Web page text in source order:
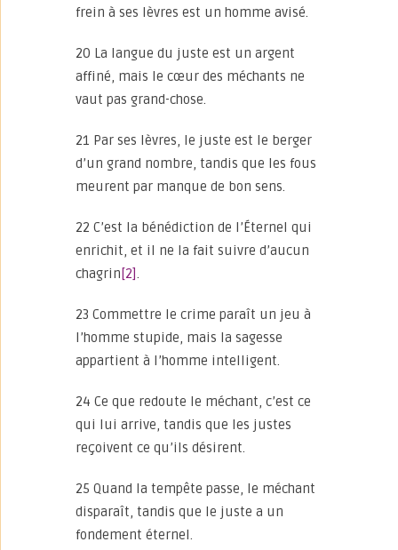
frein à ses lèvres est un homme avisé.
20 La langue du juste est un argent
affiné, mais le cœur des méchants ne
vaut pas grand-chose.
21 Par ses lèvres, le juste est le berger
d’un grand nombre, tandis que les fous
meurent par manque de bon sens.
22 C’est la bénédiction de l’Éternel qui
enrichit, et il ne la fait suivre d’aucun
chagrin [2].
23 Commettre le crime paraît un jeu à
l’homme stupide, mais la sagesse
appartient à l’homme intelligent.
24 Ce que redoute le méchant, c’est ce
qui lui arrive, tandis que les justes
reçoivent ce qu’ils désirent.
25 Quand la tempête passe, le méchant
disparaît, tandis que le juste a un
fondement éternel.